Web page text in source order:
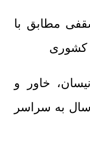
مطابق با
کشوری
خاور و
به سراسر